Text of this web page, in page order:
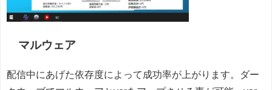
マルウェア
配信中にあげた依存度によって成功率が上がります。ダー